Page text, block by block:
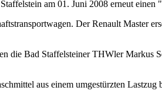
am 01. Juni 2008 erneut
Der Renault Master
Bad Staffelsteiner THWler Markus
aus einem umgestürzten